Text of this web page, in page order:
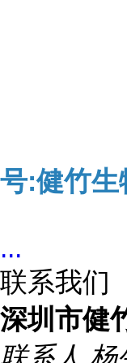
号:健竹生
...
联系我们
深圳市健
联系人 杨